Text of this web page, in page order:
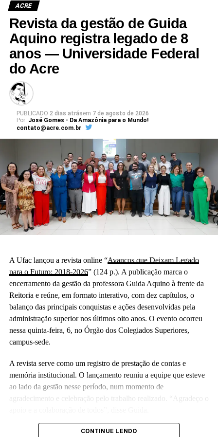
ACRE
Revista da gestão de Guida
Aquino registra legado de 8
anos — Universidade Federal
do Acre
PUBLICADO 2 dias atrásem 7 de agosto de 2026
Por: José Gomes - Da Amazônia para o Mundo!
contato@acre.com.br
A Ufac lançou a revista online “Avanços que Deixam Legado
para o Futuro: 2018-2026” (124 p.). A publicação marca o
encerramento da gestão da professora Guida Aquino à frente da
Reitoria e reúne, em formato interativo, com dez capítulos, o
balanço das principais conquistas e ações desenvolvidas pela
administração superior nos últimos oito anos. O evento ocorreu
nessa quinta-feira, 6, no Órgão dos Colegiados Superiores,
campus-sede.
A revista serve como um registro de prestação de contas e
memória institucional. O lançamento reuniu a equipe que esteve
ao lado da gestão nesse período, num momento de
agradecimento e celebração pelo trabalho realizado. “Agradeço o
(Camila Barbosa, estagiária Ascom/Ufac)
CONTINUE LENDO